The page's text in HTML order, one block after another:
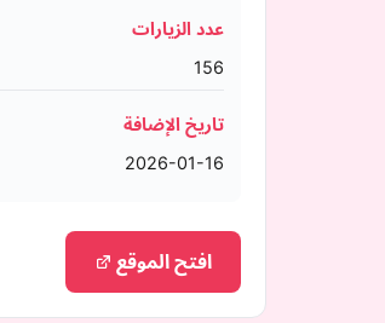
عدد الزيارات
156
تاريخ الإضافة
2026-01-16
افتح الموقع